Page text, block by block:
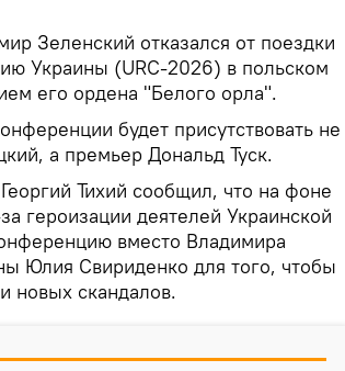
Зеленский отказался от поездки
Украины (URC-2026) в польском
его ордена "Белого орла".
будет присутствовать не
а премьер Дональд Туск.
Тихий сообщил, что на фоне
героизации деятелей Украинской
вместо Владимира
Юлия Свириденко для того, чтобы
новых скандалов.